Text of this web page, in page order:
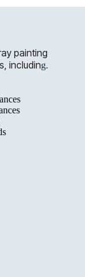
painting
including.